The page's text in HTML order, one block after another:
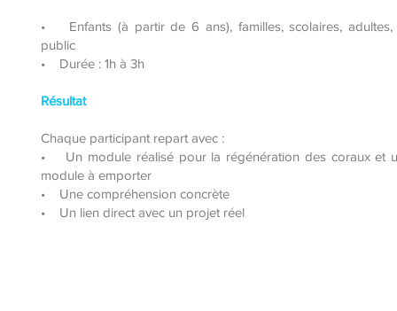
• Enfants (à partir de 6 ans), familles, scolaires, adultes,
public
• Durée : 1h à 3h
Résultat
Chaque participant repart avec :
• Un module réalisé pour la régénération des coraux et
module à emporter
• Une compréhension concrète
• Un lien direct avec un projet réel